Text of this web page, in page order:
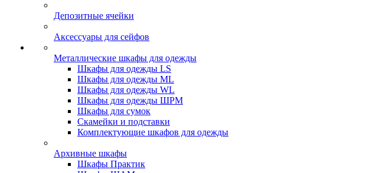
Депозитные ячейки
Аксессуары для сейфов
Металлические шкафы для одежды
Шкафы для одежды LS
Шкафы для одежды ML
Шкафы для одежды WL
Шкафы для одежды ШРМ
Шкафы для сумок
Скамейки и подставки
Комплектующие шкафов для одежды
Архивные шкафы
Шкафы Практик